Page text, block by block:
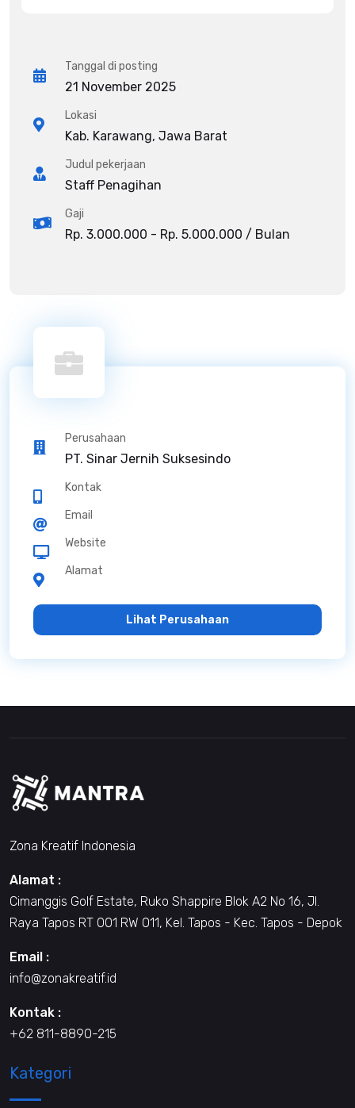
Tanggal di posting
21 November 2025
Lokasi
Kab. Karawang, Jawa Barat
Judul pekerjaan
Staff Penagihan
Gaji
Rp. 3.000.000 - Rp. 5.000.000 / Bulan
Perusahaan
PT. Sinar Jernih Suksesindo
Kontak
Email
Website
Alamat
Lihat Perusahaan
Zona Kreatif Indonesia
Alamat :
Cimanggis Golf Estate, Ruko Shappire Blok A2 No 16, Jl.
Raya Tapos RT 001 RW 011, Kel. Tapos - Kec. Tapos - Depok
Email :
info@zonakreatif.id
Kontak :
+62 811-8890-215
Kategori